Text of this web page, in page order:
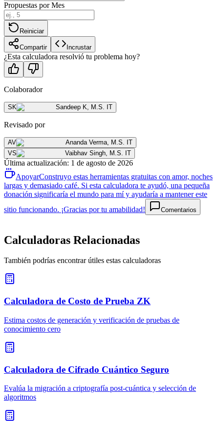
Propuestas por Mes
Reiniciar
Compartir Incrustar
¿Esta calculadora resolvió tu problema hoy?
Colaborador
SK Sandeep K M.S. IT
Revisado por
AV Ananda Verma M.S. IT
VS
Vaibhav Singh M.S. IT
Última actualización: 1 de agosto de 2026
ApoyarConstruyo estas herramientas gratuitas con amor, noches
largas y demasiado café. Si esta calculadora te ayudó, una pequeña
donación significaría el mundo para mí y ayudaría a mantener este
sitio funcionando. ¡Gracias por tu amabilidad!
Comentarios
Calculadoras Relacionadas
También podrías encontrar útiles estas calculadoras
Calculadora de Costo de Prueba ZK
Estima costos de generación y verificación de pruebas de
conocimiento cero
Calculadora de Cifrado Cuántico Seguro
Evalúa la migración a criptografía post-cuántica y selección de
algoritmos